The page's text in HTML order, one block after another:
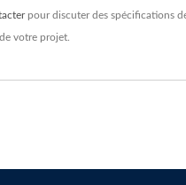
pour discuter des spécifications
votre projet.